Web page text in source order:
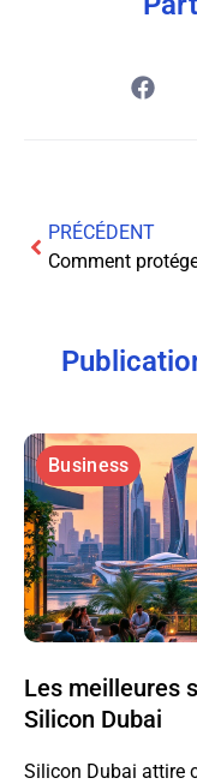
PRÉCÉDENT
Business
Les meilleures
Silicon Dubai
Silicon Dubai attire